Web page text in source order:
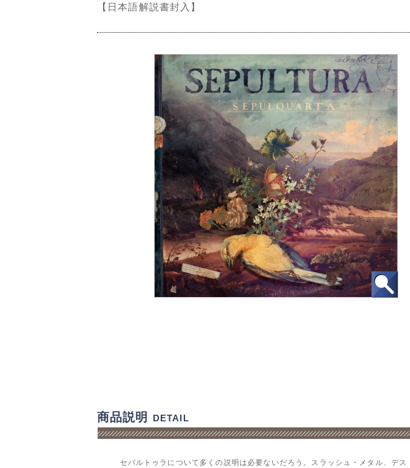
【日本語解説書封入】
商品説明 DETAIL
セパルトゥラについて多くの説明は必要ないだろう。スラッシュ・メタル、デ